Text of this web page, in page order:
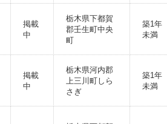
掲載
中
栃木県下都賀
郡壬生町中央
町
築1年
未満
掲載
中
栃木県河内郡
上三川町しら
さぎ
築1年
未満